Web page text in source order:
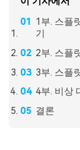
1부. 스플
기
2부. 스플
3부. 스플
4부. 비상
결론